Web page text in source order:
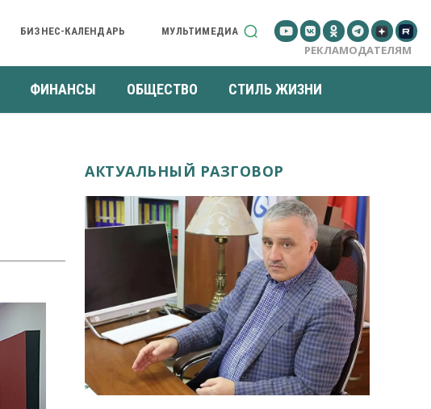
БИЗНЕС-КАЛЕНДАРЬ МУЛЬТИМЕДИА
РЕКЛАМОДАТЕЛЯМ
ФИНАНСЫ ОБЩЕСТВО СТИЛЬ ЖИЗНИ
АКТУАЛЬНЫЙ РАЗГОВОР